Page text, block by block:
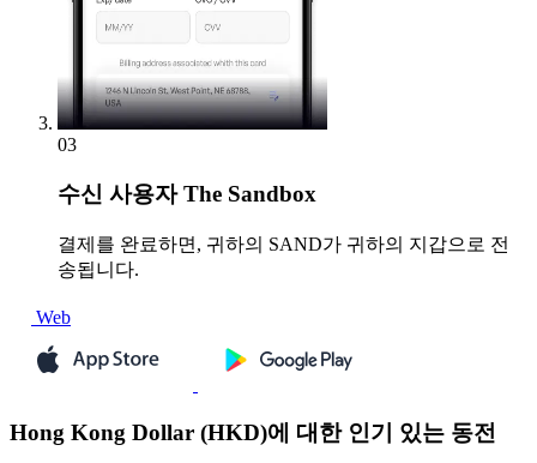
03
수신 사용자 The Sandbox
결제를 완료하면, 귀하의 SAND가 귀하의 지갑으로 전
송됩니다.
Web
Hong Kong Dollar (HKD)에 대한 인기 있는 동전